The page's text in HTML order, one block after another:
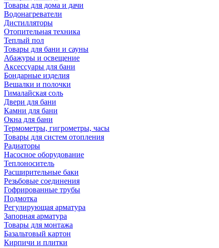
Товары для дома и дачи
Водонагреватели
Дистилляторы
Отопительная техника
Теплый пол
Товары для бани и сауны
Абажуры и освещение
Аксессуары для бани
Бондарные изделия
Вешалки и полочки
Гималайская соль
Двери для бани
Камни для бани
Окна для бани
Термометры, гигрометры, часы
Товары для систем отопления
Радиаторы
Насосное оборудование
Теплоноситель
Расширительные баки
Резьбовые соединения
Гофрированные трубы
Подмотка
Регулирующая арматура
Запорная арматура
Товары для монтажа
Базальтовый картон
Кирпичи и плитки